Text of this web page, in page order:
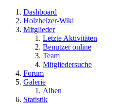
Dashboard
Holzheizer-Wiki
Mitglieder
Letzte Aktivitäten
Benutzer online
Team
Mitgliedersuche
Forum
Galerie
Alben
Statistik